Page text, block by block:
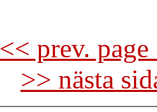
<< prev.
>> nästa